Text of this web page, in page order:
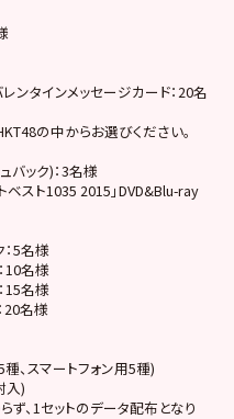
タインメッセージカード：20名
の中からお選びください。
ック)：3名様
ベスト1035 2015」DVD&Blu-ray
5名様
10名様
15名様
20名様
、スマートフォン用5種)
入)
、1セットのデータ配布となり